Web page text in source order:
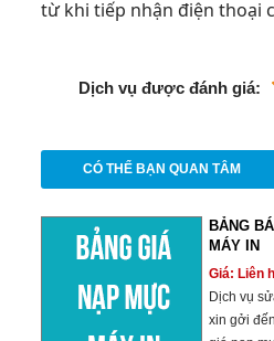
từ khi tiếp nhận điện thoại
Dịch vụ được đánh giá:
CÓ THỂ BẠN QUAN TÂM
BẢNG
MÁY IN
Giá: Liên
Dịch vụ
xin gởi